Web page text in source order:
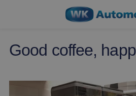
Good coffee,